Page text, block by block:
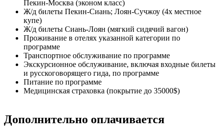
Пекин-Москва (эконом класс)
Ж/д билеты Пекин-Сиань; Лоян-Сучжоу (4х местное
купе)
Ж/д билеты Сиань-Лоян (мягкий сидячий вагон)
Проживание в отелях указанной категории по
программе
Транспортное обслуживание по программе
Экскурсионное обслуживание, включая входные билеты
и русскоговорящего гида, по программе
Питание по программе
Медицинская страховка (покрытие до 35000$)
Дополнительно оплачивается